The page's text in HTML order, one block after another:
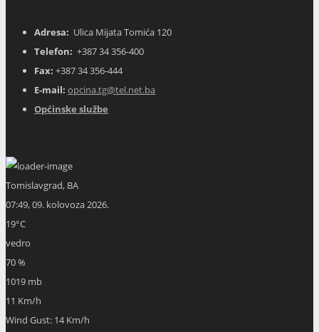
Adresa: Ulica Mijata Tomića 120
Telefon: +387 34 356-400
Fax: +387 34 356-444
E-mail: opcina.tg@tel.net.ba
Općinske službe
Tomislavgrad, BA
07:49,09. kolovoza 2026.
19°C
vedro
70 %
1019 mb
11 Km/h
Wind Gust: 14 Km/h